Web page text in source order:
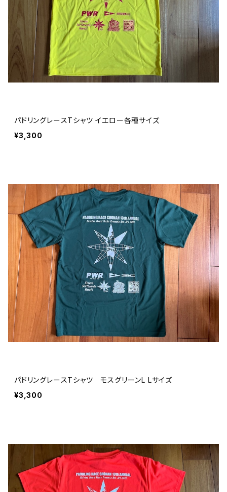
パドリングレースTシャツ イエロー各種サイズ
¥3,300
パドリングレースTシャツ モスグリーンL Lサイズ
¥3,300